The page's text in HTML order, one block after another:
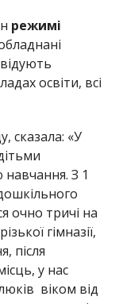
режимі
освіти, всі
сказала: «У
З 1
очно тричі на
гімназії,
після
у нас
віком від